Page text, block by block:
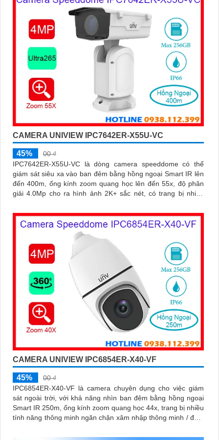
CAMERA UNIVIEW IPC7642ER-X55U-VC
45%
00 ₫
IPC7642ER-X55U-VC là dòng camera speeddome có thể
giám sát siêu xa vào ban đêm bằng hồng ngoại Smart IR lên
đến 400m, ống kính zoom quang học lên đến 55x, độ phân
giải 4.0Mp cho ra hình ảnh 2K+ sắc nét, có trang bị nhiều
CAMERA UNIVIEW IPC6854ER-X40-VF
45%
00 ₫
IPC6854ER-X40-VF là camera chuyên dụng cho việc giám
sát ngoài trời, với khả năng nhìn ban đêm bằng hồng ngoại
Smart IR 250m, ống kính zoom quang học 44x, trang bị nhiều
tính năng thông minh ngăn chặn xâm nhập thông minh / đếm